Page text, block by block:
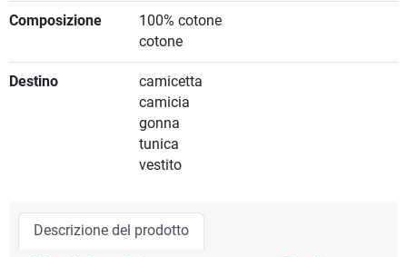
Composizione
100% cotone
cotone
Destino
camicetta
camicia
gonna
tunica
vestito
Descrizione del prodotto